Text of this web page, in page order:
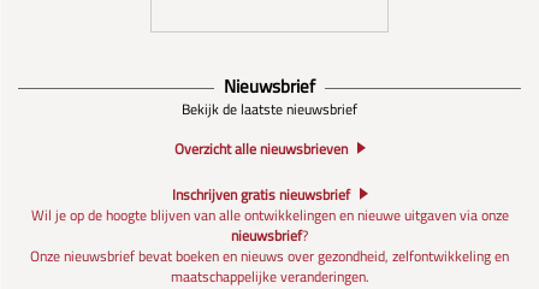
Nieuwsbrief
Bekijk de laatste nieuwsbrief
Overzicht alle nieuwsbrieven
Inschrijven gratis nieuwsbrief
Wil je op de hoogte blijven van alle ontwikkelingen en nieuwe uitgaven via onze
nieuwsbrief?
Onze nieuwsbrief bevat boeken en nieuws over gezondheid, zelfontwikkeling en
maatschappelijke veranderingen.